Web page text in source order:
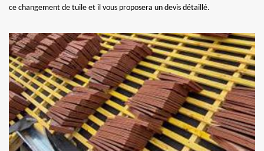
ce changement de tuile et il vous proposera un devis détaillé.